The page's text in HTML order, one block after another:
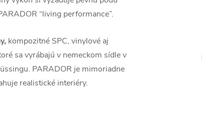
“living performance”.
kompozitné SPC, vinylové aj
sa vyrábajú v nemeckom sídle v
PARADOR je mimoriadne
realistické interiéry.